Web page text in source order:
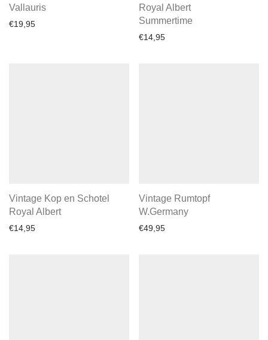
Vallauris
€19,95
Royal Albert
Summertime
€14,95
Vintage Kop en Schotel
Royal Albert
€14,95
Vintage Rumtopf
W.Germany
€49,95